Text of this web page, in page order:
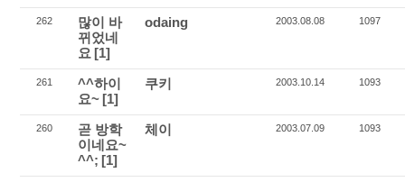
262
많이 바
뀌었네
요 [1]
odaing 2003.08.08 1097
261
^^하이
요~ [1]
쿠키 2003.10.14 1093
260
곧 방학
이네요~
^^; [1]
체이 2003.07.09 1093